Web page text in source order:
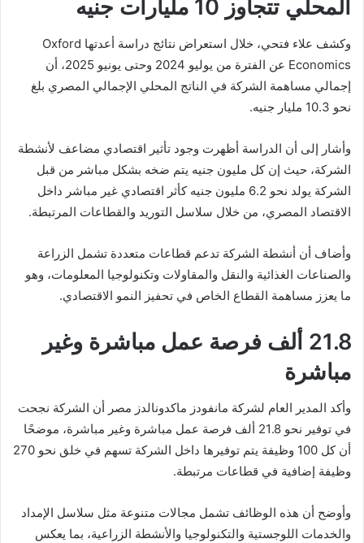
المحلي تتجاوز 10 مليارات جنيه
وكشف علاء فتحي، خلال استعراض نتائج دراسة أعدتها Oxford
Economics
عن الفترة من يوليو 2024 وحتى يونيو 2025، أن
إجمالي مساهمة الشركة في الناتج المحلي الإجمالي المصري بلغ
نحو 10.3 مليار جنيه.
وأشار إلى أن الدراسة أظهرت وجود تأثير اقتصادي مضاعف لأنشطة
الشركة، حيث إن كل مليون جنيه يتم ضخه بشكل مباشر من قبل
الشركة يولد نحو 6.2 مليون جنيه كأثر اقتصادي غير مباشر داخل
الاقتصاد المصري، من خلال سلاسل التوريد والقطاعات المرتبطة.
وأضاف أن أنشطة الشركة تدعم قطاعات متعددة تشمل الزراعة
والصناعات الغذائية والنقل والمقاولات وتكنولوجيا المعلومات، وهو
ما يعزز مساهمة القطاع الخاص في تحفيز النمو الاقتصادي.
21.8 ألف فرصة عمل مباشرة وغير
مباشرة
وأكد المدير العام لشركة مانفودز ماكدونالدز مصر أن الشركة نجحت
في توفير نحو 21.8 ألف فرصة عمل مباشرة وغير مباشرة، موضحًا
أن كل 100 وظيفة يتم توفيرها داخل الشركة تسهم في خلق نحو 270
وظيفة إضافية في قطاعات مرتبطة.
وأوضح أن هذه الوظائف تشمل مجالات متنوعة مثل سلاسل الإمداد
والخدمات اللوجستية والتكنولوجيا والأنشطة الزراعية، بما يعكس